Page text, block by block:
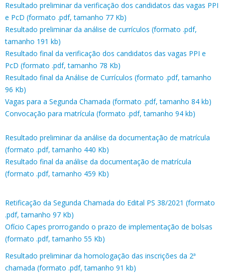
Resultado preliminar da verificação dos candidatos das vagas PPI
e PcD (formato .pdf, tamanho 77 Kb)
Resultado preliminar da análise de currículos (formato .pdf,
tamanho 191 kb)
Resultado final da verificação dos candidatos das vagas PPI e
PcD (formato .pdf, tamanho 78 Kb)
Resultado final da Análise de Currículos (formato .pdf, tamanho
96 Kb)
Vagas para a Segunda Chamada (formato .pdf, tamanho 84 kb)
Convocação para matrícula (formato .pdf, tamanho 94 kb)
Resultado preliminar da análise da documentação de matrícula
(formato .pdf, tamanho 440 Kb)
Resultado final da análise da documentação de matrícula
(formato .pdf, tamanho 459 Kb)
Retificação da Segunda Chamada do Edital PS 38/2021 (formato
.pdf, tamanho 97 Kb)
Ofício Capes prorrogando o prazo de implementação de bolsas
(formato .pdf, tamanho 55 Kb)
Resultado preliminar da homologação das inscrições da 2ª
chamada (formato .pdf, tamanho 91 kb)